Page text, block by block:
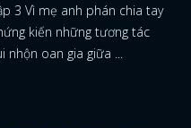
3 Vì mẹ anh phán chia tay
kiến những tương tác
nhộn oan gia giữa ...